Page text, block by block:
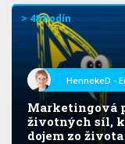
> 48 hodín
HennekeD -
Marketingová
životných síl,
dojem zo života